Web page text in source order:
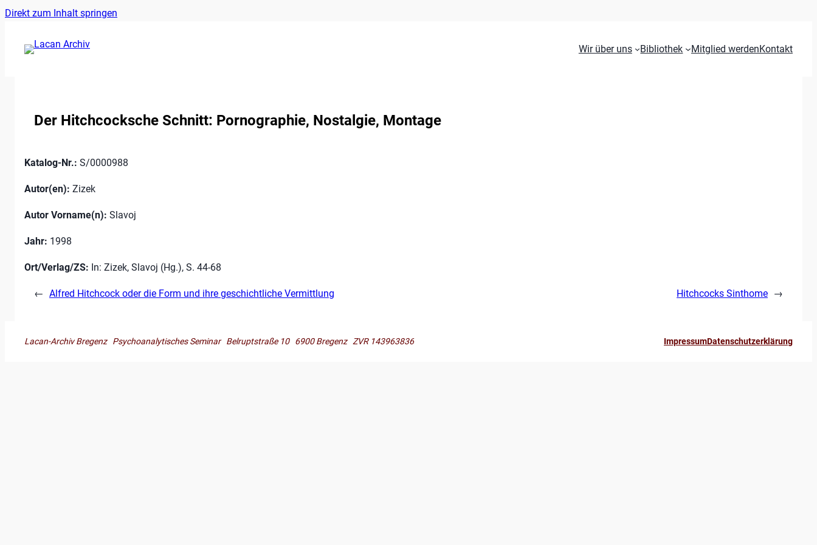
Direkt zum Inhalt springen
Wir über uns Bibliothek Mitglied werdenKontakt
Der Hitchcocksche Schnitt: Pornographie, Nostalgie, Montage
Katalog-Nr.: S/0000988
Autor(en): Zizek
Autor Vorname(n): Slavoj
Jahr: 1998
Ort/Verlag/ZS: In: Zizek, Slavoj (Hg.), S. 44-68
← Alfred Hitchcock oder die Form und ihre geschichtliche Vermittlung Hitchcocks Sinthome →
Lacan-Archiv Bregenz Psychoanalytisches Seminar Belruptstraße 10 6900 Bregenz ZVR 143963836 ImpressumDatenschutzerklärung